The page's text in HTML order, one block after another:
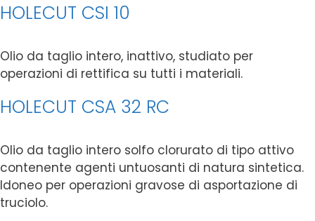
HOLECUT CSI 10
Olio da taglio intero, inattivo, studiato per
operazioni di rettifica su tutti i materiali.
HOLECUT CSA 32 RC
Olio da taglio intero solfo clorurato di tipo attivo
contenente agenti untuosanti di natura sintetica.
Idoneo per operazioni gravose di asportazione di
truciolo.